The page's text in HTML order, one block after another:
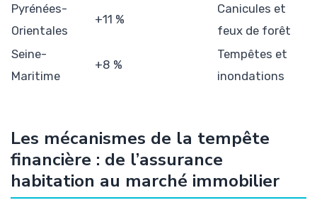
Pyrénées-
Orientales
+11 %
Canicules et
feux de forêt
Seine-
Maritime
+8 %
Tempêtes et
inondations
Les mécanismes de la tempête
financière : de l’assurance
habitation au marché immobilier